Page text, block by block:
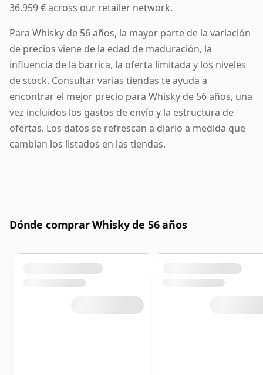
36.959 € across our retailer network.
Para Whisky de 56 años, la mayor parte de la variación
de precios viene de la edad de maduración, la
influencia de la barrica, la oferta limitada y los niveles
de stock. Consultar varias tiendas te ayuda a
encontrar el mejor precio para Whisky de 56 años, una
vez incluidos los gastos de envío y la estructura de
ofertas. Los datos se refrescan a diario a medida que
cambian los listados en las tiendas.
Dónde comprar Whisky de 56 años